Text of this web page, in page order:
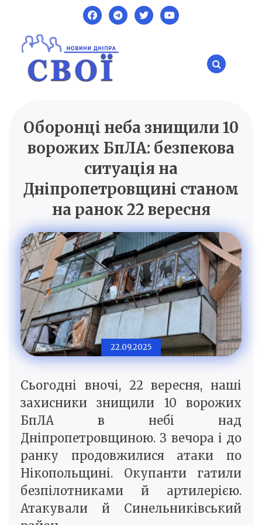
content
SVOI.DP.UA
Новини Дніпра
Оборонці неба знищили 10
ворожих БпЛА: безпекова
ситуація на
Дніпропетровщині станом
на ранок 22 вересня
22.09.2025
Сьогодні вночі, 22 вересня, наші
захисники знищили 10 ворожих
БпЛА в небі над
Дніпропетровщиною. З вечора і до
ранку продовжилися атаки по
Нікопольщині. Окупанти гатили
безпілотниками й артилерією.
Атакували й Синельниківський